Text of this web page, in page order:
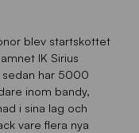
blev startskottet
IK Sirius
sedan har 5000
inom bandy,
i sina lag och
vare flera nya